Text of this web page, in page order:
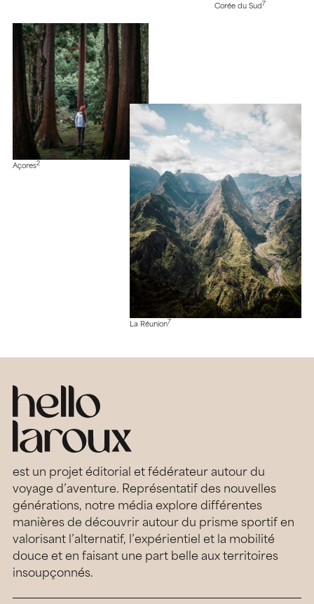
Corée du Sud 7
Açores2
La Réunion7
est un projet éditorial et fédérateur autour du
voyage d’aventure. Représentatif des nouvelles
générations, notre média explore différentes
manières de découvrir autour du prisme sportif en
valorisant l’alternatif, l’expérientiel et la mobilité
douce et en faisant une part belle aux territoires
insoupçonnés.